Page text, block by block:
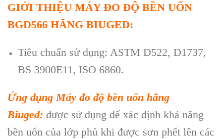
GIỚI THIỆU MÁY ĐO ĐỘ BỀN UỐN
BGD566 HÃNG BIUGED:
Tiêu chuẩn sử dụng: ASTM D522, D1737,
BS 3900E11, ISO 6860.
Ứng dụng Máy đo độ bền uốn hãng
Biuged: được sử dụng để xác định khả năng
bền uốn của lớp phủ khi được sơn phết lên các